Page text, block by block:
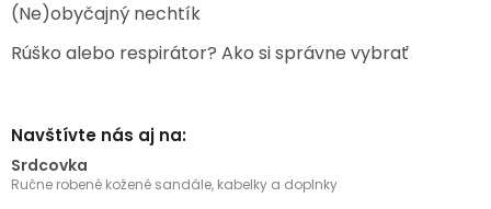
(Ne)obyčajný nechtík
Rúško alebo respirátor? Ako si správne vybrať
Navštívte nás aj na:
Srdcovka
Ručne robené kožené sandále, kabelky a doplnky